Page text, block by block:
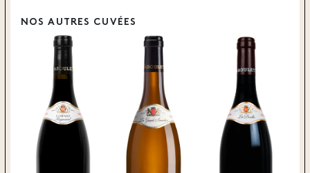
NOS AUTRES CUVÉES